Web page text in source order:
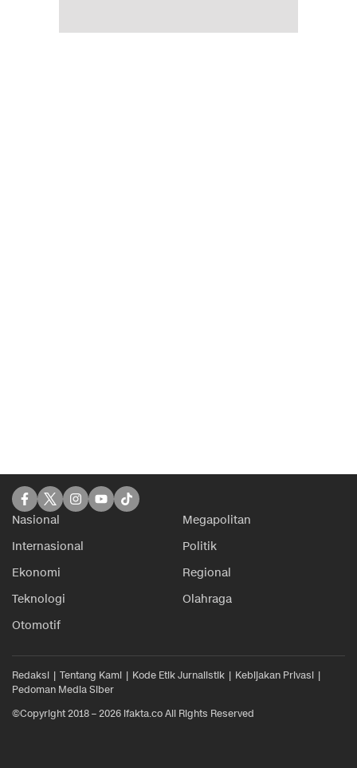
Nasional
Megapolitan
Internasional
Politik
Ekonomi
Regional
Teknologi
Olahraga
Otomotif
Redaksi Tentang Kami Kode Etik Jurnalistik
Kebijakan Privasi
Pedoman Media Siber
©Copyright 2018 – 2026 ifakta.co All Rights Reserved